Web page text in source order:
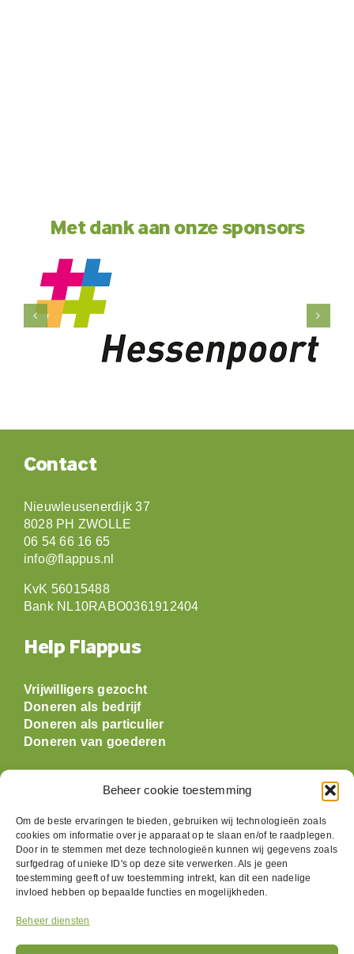
Beheer cookie toestemming
Om de beste ervaringen te bieden, gebruiken wij technologieën zoals
cookies om informatie over je apparaat op te slaan en/of te raadplegen.
Door in te stemmen met deze technologieën kunnen wij gegevens zoals
surfgedrag of unieke ID's op deze site verwerken. Als je geen
toestemming geeft of uw toestemming intrekt, kan dit een nadelige
invloed hebben op bepaalde functies en mogelijkheden.
Beheer diensten
Met dank aan onze sponsors
Contact
Nieuwleusenerdijk 37
8028 PH ZWOLLE
06 54 66 16 65
info@flappus.nl
KvK 56015488
Bank NL10RABO0361912404
Help Flappus
Vrijwilligers gezocht
Doneren als bedrijf
Doneren als particulier
Doneren van goederen
Openingstijden
Maandag: gesloten
Dinsdag:09:30 t/m 17:00
Woensdag:09:30 t/m 17:00
Donderdag:09:30 t/m 17:00
Vrijdag:09:30 t/m 17:00
Zondag: gesloten